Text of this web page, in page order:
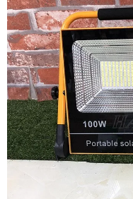
Mẫu 9: Đèn pha
Makita
6. Hướng dẫn sử
sạc điện
6.1 Hướng dẫn sạc
6.2 Hướng dẫn sử
6.3 Hướng dẫn bảo
7. So sánh đèn pha